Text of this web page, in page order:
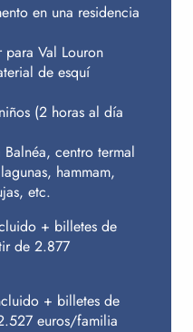
en una residencia
Val Louron
de esquí
(2 horas al día
centro termal
hammam,
etc.
+ billetes de
de 2.877
+ billetes de
euros/familia